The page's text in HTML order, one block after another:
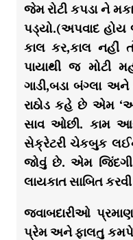
જેમ રોટી કપડા ને
પડ્યો.(અપવાદ
કાલ કર,કાલ નહીં
પાયાથી જ મોટી
ગાડી,બડા બંગ્લા
રાઠોડ કહે છે એમ
સાવ ઓછી. કામ
સેક્રેટરી ચેકબુક
જોવું છે. એમ જિંદગી
લાયકાત સાબિત
જવાબદારીઓ
પ્રેમ અને ફાલતુ